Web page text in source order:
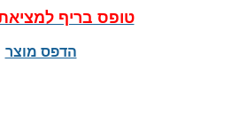
טופס בריף
הדפס מוצר